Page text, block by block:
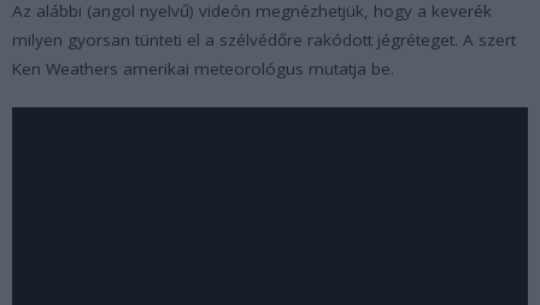
Az alábbi (angol nyelvű) videón megnézhetjük, hogy a keverék
milyen gyorsan tünteti el a szélvédőre rakódott jégréteget. A szert
Ken Weathers amerikai meteorológus mutatja be.